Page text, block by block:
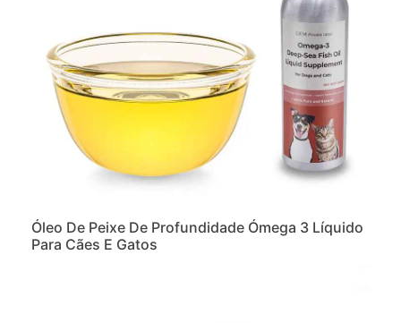
Óleo De Peixe De Profundidade Ómega 3 Líquido
Para Cães E Gatos